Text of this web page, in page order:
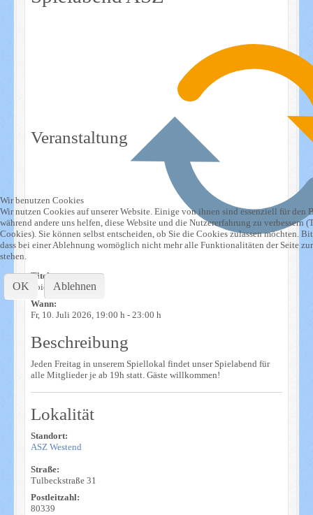
Veranstaltung
Titel:
Spielabend ASZ
Wann:
Fr, 10. Juli 2026, 19:00 h - 23:00 h
Beschreibung
Jeden Freitag in unserem Spiellokal findet unser Spielabend für
alle Mitglieder je ab 19h statt. Gäste willkommen!
Lokalität
Standort:
ASZ Westend
Straße:
Tulbeckstraße 31
Postleitzahl:
80339
Wir benutzen Cookies
Wir nutzen Cookies auf unserer Website. Einige von ihnen sind essenziell für den
während andere uns helfen, diese Website und die Nutzererfahrung zu verbessern
Cookies). Sie können selbst entscheiden, ob Sie die Cookies zulassen möchten.
dass bei einer Ablehnung womöglich nicht mehr alle Funktionalitäten der Seite
stehen.
OK Ablehnen